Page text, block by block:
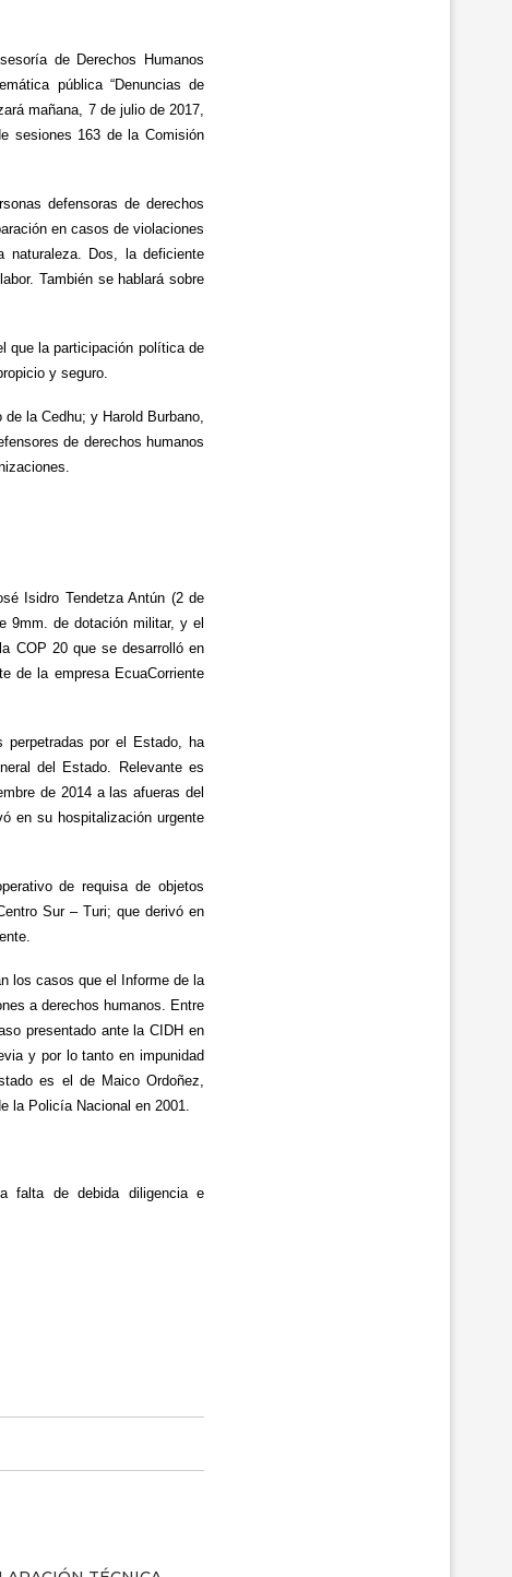
de Derechos Humanos
pública “Denuncias de
mañana, 7 de julio de 2017,
sesiones 163 de la Comisión
defensoras de derechos
en casos de violaciones
naturaleza. Dos, la deficiente
También se hablará sobre
que la participación política de
y seguro.
la Cedhu; y Harold Burbano,
de derechos humanos
Isidro Tendetza Antún (2 de
9mm. de dotación militar, y el
COP 20 que se desarrolló en
de la empresa EcuaCorriente
por el Estado, ha
del Estado. Relevante es
de 2014 a las afueras del
en su hospitalización urgente
de requisa de objetos
Sur – Turi; que derivó en
los casos que el Informe de la
a derechos humanos. Entre
presentado ante la CIDH en
y por lo tanto en impunidad
es el de Maico Ordoñez,
la Policía Nacional en 2001.
falta de debida diligencia e